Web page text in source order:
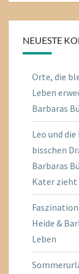
NEUESTE
Orte, die
Leben
Barbaras
Leo und
bisschen
Barbaras
Kater zieht
Heide &
Leben